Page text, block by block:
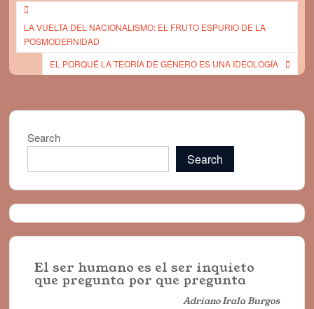
Post
navigation
LA VUELTA DEL NACIONALISMO: EL FRUTO ESPURIO DE LA
POSMODERNIDAD
EL PORQUÉ LA TEORÍA DE GÉNERO ES UNA IDEOLOGÍA
Search
Search
El ser humano es el ser inquieto
que pregunta por que pregunta
Adriano Irala Burgos